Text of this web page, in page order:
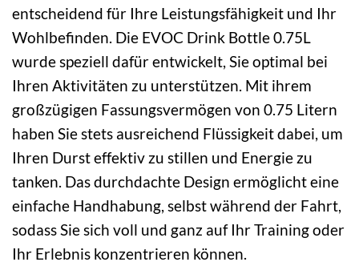
entscheidend für Ihre Leistungsfähigkeit und Ihr
Wohlbefinden. Die EVOC Drink Bottle 0.75L
wurde speziell dafür entwickelt, Sie optimal bei
Ihren Aktivitäten zu unterstützen. Mit ihrem
großzügigen Fassungsvermögen von 0.75 Litern
haben Sie stets ausreichend Flüssigkeit dabei, um
Ihren Durst effektiv zu stillen und Energie zu
tanken. Das durchdachte Design ermöglicht eine
einfache Handhabung, selbst während der Fahrt,
sodass Sie sich voll und ganz auf Ihr Training oder
Ihr Erlebnis konzentrieren können.